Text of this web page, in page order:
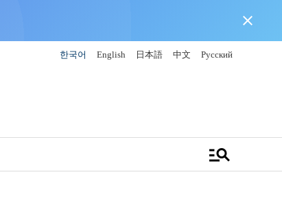
close
한국어 English 日本語 中文 Русский
manage_search